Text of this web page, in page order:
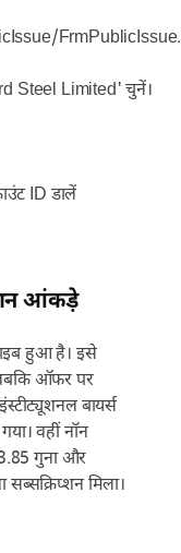
Steel Limited' चुनें।
ID डालें
आंकड़े
हुआ है। इसे
ऑफर पर
बायर्स
वहीं नॉन
गुना और
मिला।